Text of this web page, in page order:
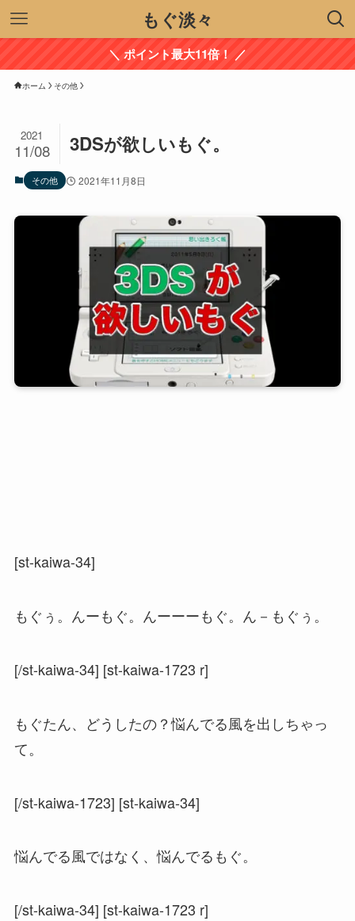
もぐ淡々
＼ ポイント最大11倍！ ／
ホーム その他
3DSが欲しいもぐ。
2021
11/08
その他 2021年11月8日
[st-kaiwa-34]
もぐぅ。んーもぐ。んーーーもぐ。ん－もぐぅ。
[/st-kaiwa-34] [st-kaiwa-1723 r]
もぐたん、どうしたの？悩んでる風を出しちゃっ
て。
[/st-kaiwa-1723] [st-kaiwa-34]
悩んでる風ではなく、悩んでるもぐ。
[/st-kaiwa-34] [st-kaiwa-1723 r]